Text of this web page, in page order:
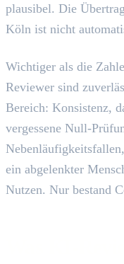
plausibel. Die
Köln ist nicht
Wichtiger als die
Reviewer sind
Bereich: Konsistenz,
vergessene Null-
ein abgelenkter
Nutzen. Nur bestand